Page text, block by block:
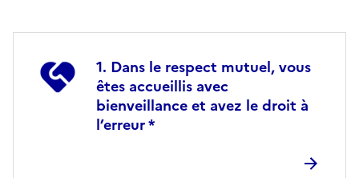
Dans le respect mutuel, vous
êtes accueillis avec
bienveillance et avez le droit à
l’erreur *